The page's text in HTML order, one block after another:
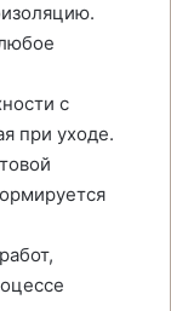
с
при уходе.